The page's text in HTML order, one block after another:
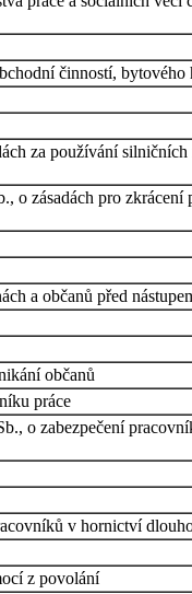
činností,
za používání
o zásadách pro
a občanů před
občanů
práce
o zabezpečení
v hornictví
z povolání